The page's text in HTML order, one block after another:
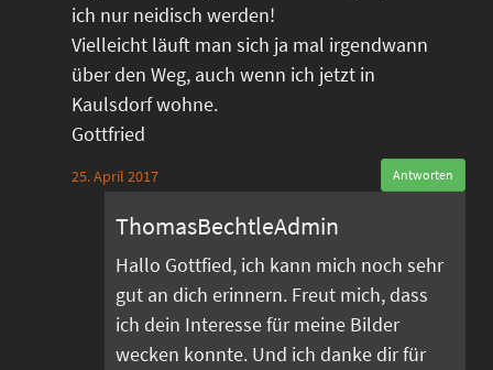
ich nur neidisch werden!
Vielleicht läuft man sich ja mal irgendwann
über den Weg, auch wenn ich jetzt in
Kaulsdorf wohne.
Gottfried
25. April 2017 Antworten
ThomasBechtleAdmin
Hallo Gottfied, ich kann mich noch sehr
gut an dich erinnern. Freut mich, dass
ich dein Interesse für meine Bilder
wecken konnte. Und ich danke dir für